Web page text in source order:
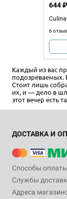
6
644 ₽
Каждый из вас
подозреваемых.
Стоит лишь
их, и — дело в
этот вечер есть
ДОСТАВКА И
Способы оплаты
Службы
Адреса